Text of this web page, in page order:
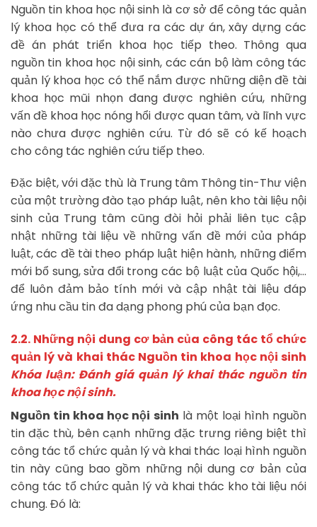
Nguồn tin khoa học nội sinh là cơ sở để công tác quản
lý khoa học có thể đưa ra các dự án, xây dựng các
đề án phát triển khoa học tiếp theo. Thông qua
nguồn tin khoa học nội sinh, các cán bộ làm công tác
quản lý khoa học có thể nắm được những diện đề tài
khoa học mũi nhọn đang được nghiên cứu, những
vấn đề khoa học nóng hổi được quan tâm, và lĩnh vực
nào chưa được nghiên cứu. Từ đó sẽ có kế hoạch
cho công tác nghiên cứu tiếp theo.
Đặc biệt, với đặc thù là Trung tâm Thông tin-Thư viện
của một trường đào tạo pháp luật, nên kho tài liệu nội
sinh của Trung tâm cũng đòi hỏi phải liên tục cập
nhật những tài liệu về những vấn đề mới của pháp
luật, các đề tài theo pháp luật hiện hành, những điểm
mới bổ sung, sửa đổi trong các bộ luật của Quốc hội,…
để luôn đảm bảo tính mới và cập nhật tài liệu đáp
ứng nhu cầu tin đa dạng phong phú của bạn đọc.
2.2. Những nội dung cơ bản của công tác tổ chức
quản lý và khai thác Nguồn tin khoa học nội sinh
Khóa luận: Đánh giá quản lý khai thác nguồn tin
khoa học nội sinh.
Nguồn tin khoa học nội sinh là một loại hình nguồn
tin đặc thù, bên cạnh những đặc trưng riêng biệt thì
công tác tổ chức quản lý và khai thác loại hình nguồn
tin này cũng bao gồm những nội dung cơ bản của
công tác tổ chức quản lý và khai thác kho tài liệu nói
chung. Đó là: